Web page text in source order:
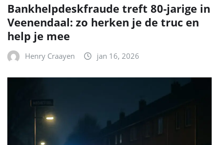
Bankhelpdeskfraude treft 80-jarige in
Veenendaal: zo herken je de truc en
help je mee
Henry Craayen jan 16, 2026